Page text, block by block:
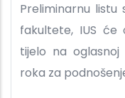
Preliminarnu listu
fakultete, IUS će
tijelo na
roka za